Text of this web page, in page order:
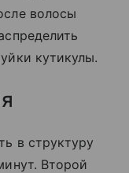
волосы
кутикулы.
в структуру
Второй